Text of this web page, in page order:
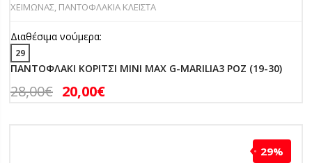
ΧΕΙΜΩΝΑΣ, ΠΑΝΤΟΦΛΑΚΙΑ ΚΛΕΙΣΤΑ
Διαθέσιμα νούμερα:
29
ΠΑΝΤΟΦΛΑΚΙ ΚΟΡΙΤΣΙ MINI MAX G-MARILIA3 ΡΟΖ (19-30)
28,00€ 20,00€
29%